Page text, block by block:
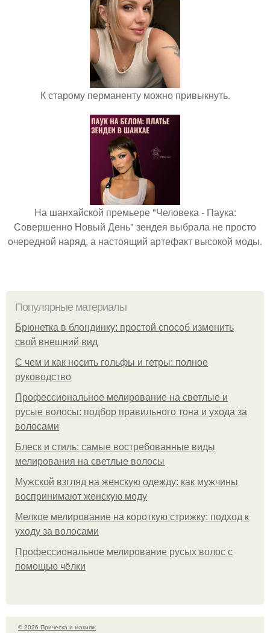
К старому перманенту можно привыкнуть.
На шанхайской премьере "Человека - Паука:
Совершенно Новый День" зендея выбрала не просто
очередной наряд, а настоящий артефакт высокой моды.
Популярные материалы
Брюнетка в блондинку: простой способ изменить
свой внешний вид
С чем и как носить гольфы и гетры: полное
руководство
Профессиональное мелирование на светлые и
русые волосы: подбор правильного тона и ухода за
волосами
Блеск и стиль: самые востребованные виды
мелирования на светлые волосы
Мужской взгляд на женскую одежду: как мужчины
воспринимают женскую моду
Мелкое мелирование на короткую стрижку: подход к
уходу за волосами
Профессиональное мелирование русых волос с
помощью чёлки
© 2026 Прическа и макияж